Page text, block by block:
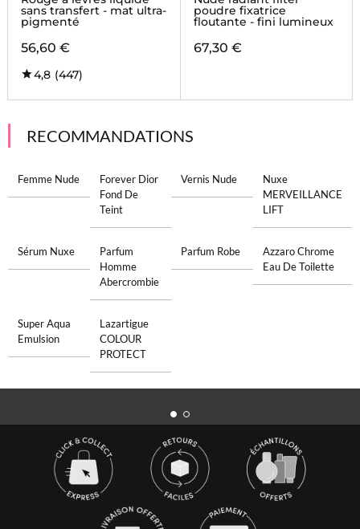
sans transfert - mat ultra-
pigmenté
56,60 €
4,8 (447)
poudre fixatrice
floutante - fini lumineux
67,30 €
RECOMMANDATIONS
Femme Nude
Forever Dior
Fond De
Teint
Vernis Nude
Nuxe
MERVEILLANCE
LIFT
Sérum Nuxe
Parfum
Homme
Abercrombie
Parfum Robe
Azzaro Chrome
Eau De Toilette
Super Aqua
Emulsion
Lazartigue
COLOUR
PROTECT